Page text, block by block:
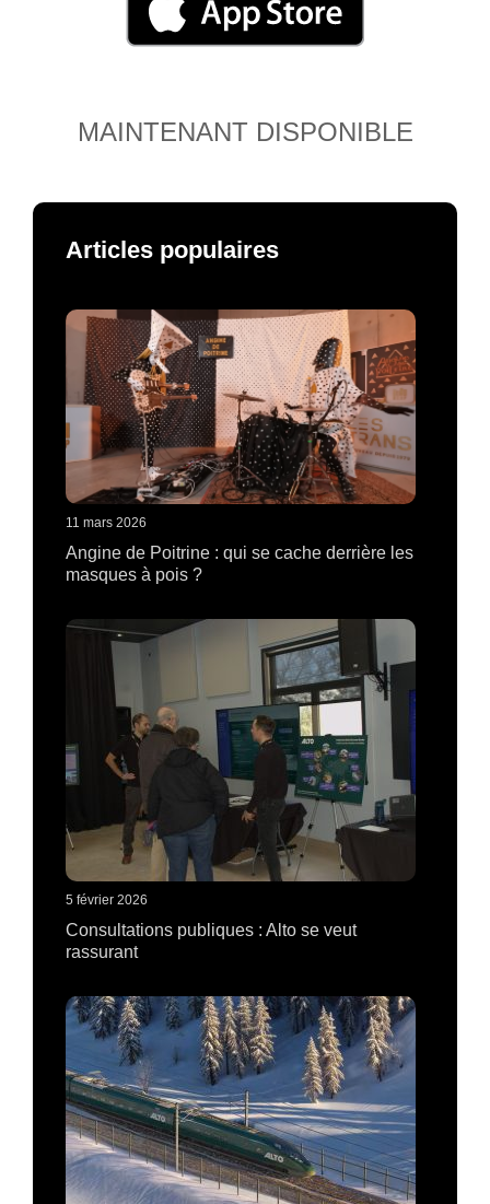
MAINTENANT DISPONIBLE
Articles populaires
11 mars 2026
Angine de Poitrine : qui se cache derrière les
masques à pois ?
5 février 2026
Consultations publiques : Alto se veut
rassurant